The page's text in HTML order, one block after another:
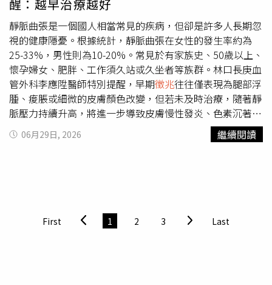
通話、收訊及上網；一旦OTP驗證碼遭詐團取得，這項便利
功能就可能被濫用，讓門號被不明裝置綁定，進而產生帳號
盜用或註冊人頭帳號。刑事局提醒，這類詐騙手法，孩子可
能以為「只是傳一組驗證碼」，但未能理解背後所造成的風
險。家長應隨時主動關心孩子使用手機情形並適時提醒，如
遇有網友聲稱「免費送幣」、「領獎需提供驗證碼」，或要
求提供個人資料等情形，即為詐騙 徵兆。若發現孩子手機持
續收到不明驗證碼、電信服務功能遭異常開通或門號遭停
話，應立即聯繫電信業者查證，並撥打165反詐騙諮詢專線
或前往鄰近警察機關報案，亦可至165打詐儀錶板查詢相關
醒：越早治療越好
靜脈曲張是一個國人相當常見的疾病，但卻是許多人長期忽
視的健康隱憂。根據統計，靜脈曲張在女性的發生率約為
25-33%，男性則為10-20%。常見於有家族史、50歲以上、
懷孕婦女、肥胖、工作須久站或久坐者等族群。林口長庚血
管外科李應陞醫師特別提醒，早期徵兆往往僅表現為腿部浮
腫、痠脹或細微的皮膚顏色改變，但若未及時治療，隨著靜
脈壓力持續升高，將進一步導致皮膚慢性發炎、色素沉著，
甚至最終形成難以癒合的潰瘍傷口。許多患者誤以為這只是
美容問題，事實上，這可能是靜脈功能不全所引起的慢性循
血液因地心引力倒流。一旦瓣膜功能受損失效，血液便會淤
積在下肢，形成長期的高壓環境並持續壓迫周邊組織，這正
06月29日, 2026 繼續閱讀
First 1 2 3 Last